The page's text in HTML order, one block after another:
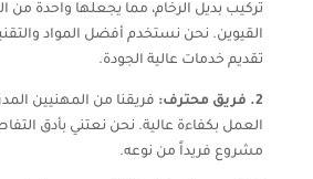
تركيب بديل الرخام، مما يجعلها واحدة من
القيوين. نحن نستخدم أفضل المواد
تقديم خدمات عالية الجودة.
2. فريق محترف:
فريقنا من المهنيين
العمل بكفاءة عالية. نحن نعتني بأدق
مشروع فريداً من نوعه.